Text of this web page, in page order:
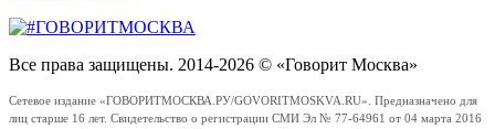
Все права защищены. 2014-2026 © «Говорит Москва»
Сетевое издание «ГОВОРИТМОСКВА.РУ/GOVORITMOSKVA.RU». Предназначено для
лиц старше 16 лет. Свидетельство о регистрации СМИ Эл № 77-64961 от 04 марта 2016